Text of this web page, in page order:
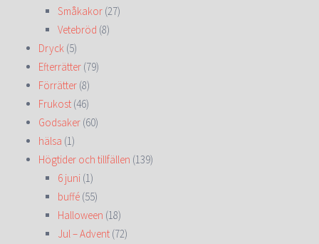
Småkakor (27)
Vetebröd (8)
Dryck (5)
Efterrätter (79)
Förrätter (8)
Frukost (46)
Godsaker (60)
hälsa (1)
Högtider och tillfällen (139)
6 juni (1)
buffé (55)
Halloween (18)
Jul – Advent (72)